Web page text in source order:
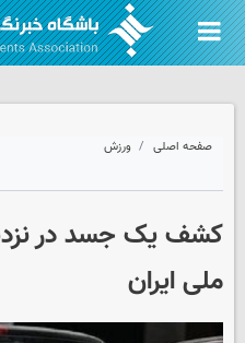
صفحه اصلی ورزش
کشف یک جسد در
ملی ایران